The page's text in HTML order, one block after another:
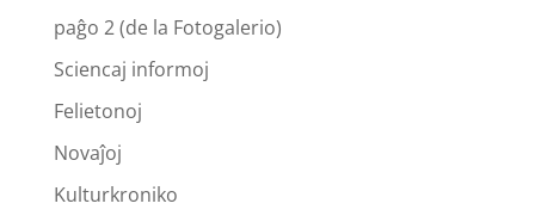
paĝo 2 (de la Fotogalerio)
Sciencaj informoj
Felietonoj
Novaĵoj
Kulturkroniko